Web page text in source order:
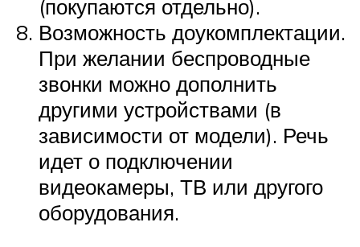
(покупаются отдельно).
Возможность доукомплектации.
При желании беспроводные
звонки можно дополнить
другими устройствами (в
зависимости от модели). Речь
идет о подключении
видеокамеры, ТВ или другого
оборудования.